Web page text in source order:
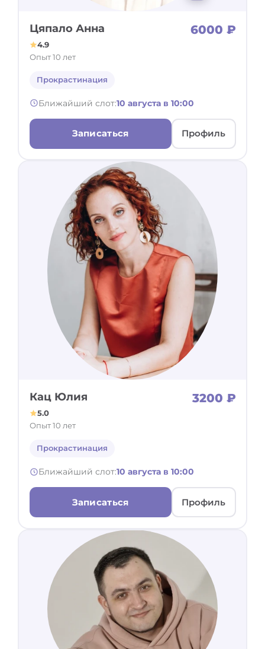
Цяпало Анна 6000 ₽
4.9
Опыт 10 лет
Прокрастинация
Ближайший слот:10 августа в 10:00
Записаться Профиль
Кац Юлия 3200 ₽
5.0
Опыт 10 лет
Прокрастинация
Ближайший слот:10 августа в 10:00
Записаться Профиль